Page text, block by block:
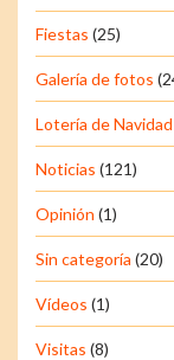
Fiestas (25)
Galería de fotos
Lotería de Navidad
Noticias (121)
Opinión (1)
Sin categoría (20)
Vídeos (1)
Visitas (8)